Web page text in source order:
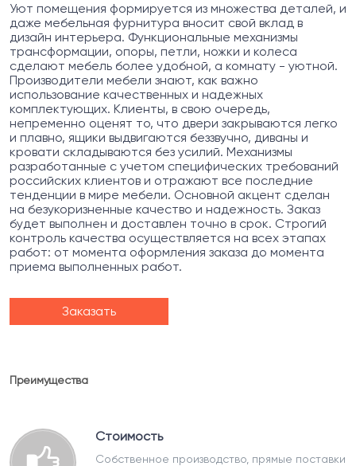
Уют помещения формируется из множества деталей, и
даже мебельная фурнитура вносит свой вклад в
дизайн интерьера. Функциональные механизмы
трансформации, опоры, петли, ножки и колеса
сделают мебель более удобной, а комнату - уютной.
Производители мебели знают, как важно
использование качественных и надежных
комплектующих. Клиенты, в свою очередь,
непременно оценят то, что двери закрываются легко
и плавно, ящики выдвигаются беззвучно, диваны и
кровати складываются без усилий. Механизмы
разработанные с учетом специфических требований
российских клиентов и отражают все последние
тенденции в мире мебели. Основной акцент сделан
на безукоризненные качество и надежность. Заказ
будет выполнен и доставлен точно в срок. Строгий
контроль качества осуществляется на всех этапах
работ: от момента оформления заказа до момента
приема выполненных работ.
Заказать
Преимущества
Стоимость
Собственное производство, прямые поставки